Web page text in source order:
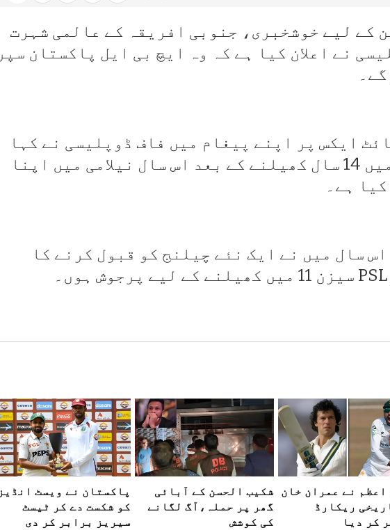
کے لیے خوشخبری، جنوبی افریقہ کے عالمی شہرت
نے اعلان کیا ہے کہ وہ ایچ بی ایل پاکستان سپر
ایکس پر اپنے پیغام میں فاف ڈوپلیسی نے کہا
کہ میں نے آئی پی ایل میں 14 سال کھیلنے کے بعد اس سال نیلامی میں اپنا
ہے۔
سال میں نے ایک نئے چیلنج کو قبول کرنے کا
اعظم نے عمران خان
ریکارڈ
کر دیا
شکیب الحسن کے آبائی
گھر پر حملہ،آگ لگانے
کی کوشش
پاکستان نے ویسٹ انڈیز
کو شکست دے کر ٹیسٹ
سیریز برابر کر دی